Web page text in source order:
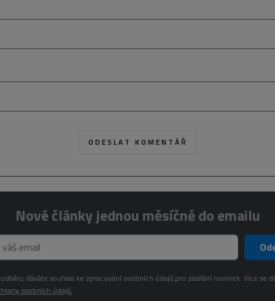
Nové články jednou měsíčně do emailu
dáváte souhlas ke zpracování osobních údajů pro zasílání novinek. Více se
osobních údajů.